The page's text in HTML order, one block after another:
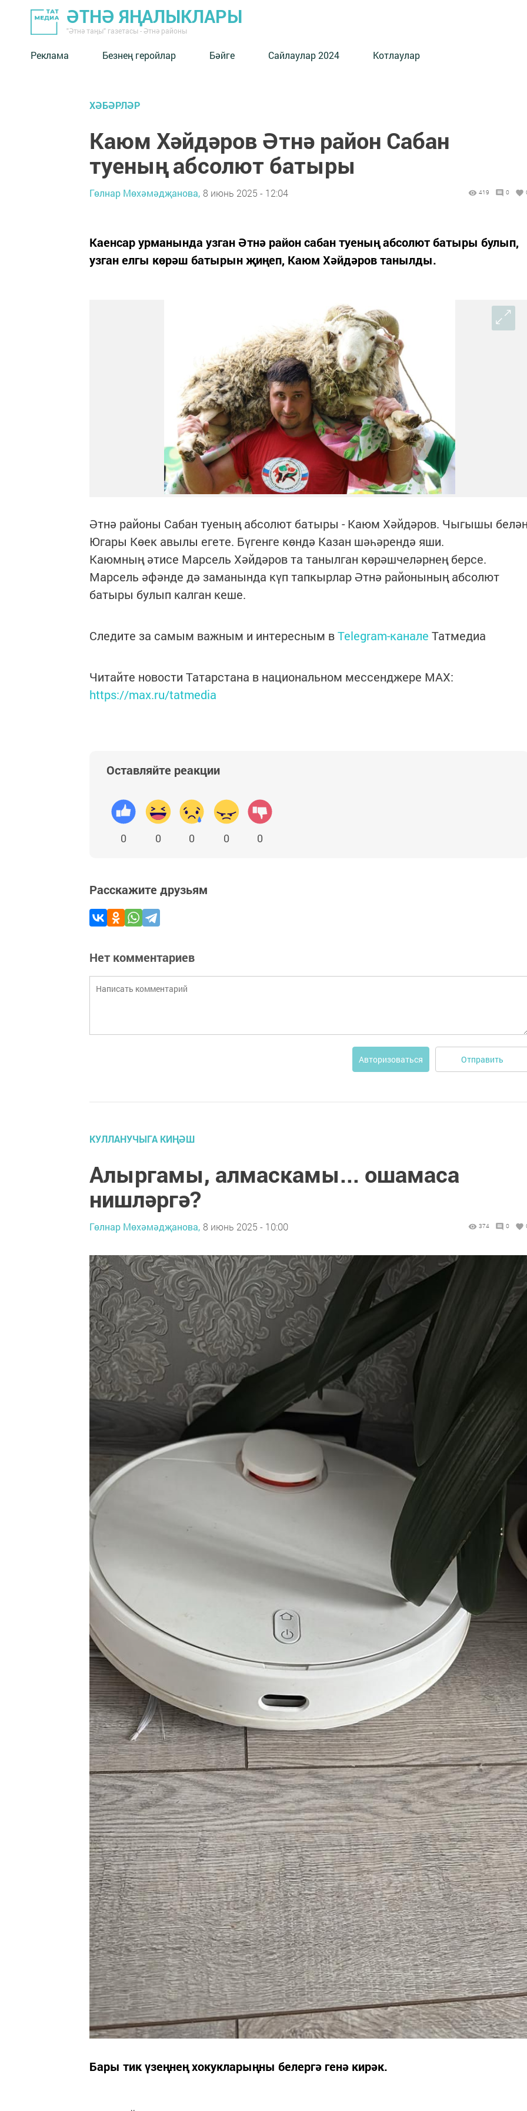
ӘТНӘ ЯҢАЛЫКЛАРЫ
"Әтнә таңы" газетасы - Әтнә районы
Реклама Безнең геройлар Бәйге Сайлаулар 2024 Котлаулар
ХӘБӘРЛӘР
Каюм Хәйдәров Әтнә район Сабан
туеның абсолют батыры
Гөлнар Мөхәмәдҗанова, 8 июнь 2025 - 12:04 419 0
Каенсар урманында узган Әтнә район сабан туеның абсолют батыры булып,
узган елгы көрәш батырын җиңеп, Каюм Хәйдәров танылды.
Әтнә районы Сабан туеның абсолют батыры - Каюм Хәйдәров. Чыгышы
Югары Көек авылы егете. Бүгенге көндә Казан шәһәрендә яши.
Каюмның әтисе Марсель Хәйдәров та танылган көрәшчеләрнең берсе.
Марсель әфәнде дә заманында күп тапкырлар Әтнә районының абсолют
батыры булып калган кеше.
Следите за самым важным и интересным вTelegram-канале Татмедиа
Читайте новости Татарстана в национальном мессенджере MАХ:
https://max.ru/tatmedia
Оставляйте реакции
0 0 0 0 0
Расскажите друзьям
Нет комментариев
Авторизоваться Отправить
КУЛЛАНУЧЫГА КИҢӘШ
Алыргамы, алмаскамы... ошамаса
нишләргә?
Гөлнар Мөхәмәдҗанова, 8 июнь 2025 - 10:00 374 0
Бары тик үзеңнең хокукларыңны белергә генә кирәк.